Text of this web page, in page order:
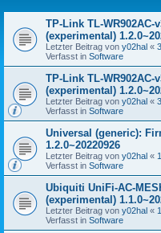
TP-Link TL-
(experimental)
Letzter Beitrag von y02hal «
Verfasst in Software
TP-Link TL-
(experimental)
Letzter Beitrag von y02hal «
Verfasst in Software
Universal (generic):
1.2.0~20220926
Letzter Beitrag von y02hal «
Verfasst in Software
Ubiquiti UniFi-AC-
(experimental)
Letzter Beitrag von y02hal «
Verfasst in Software